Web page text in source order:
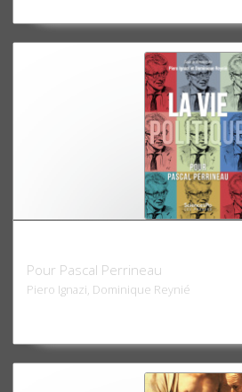
Pour Pascal Perrineau
Piero Ignazi, Dominique Reynié